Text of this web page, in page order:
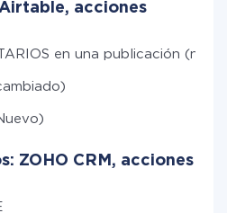
acciones
en una publicación
ZOHO CRM, acciones